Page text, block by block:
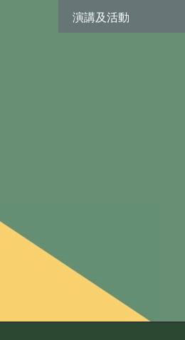
演講及活動